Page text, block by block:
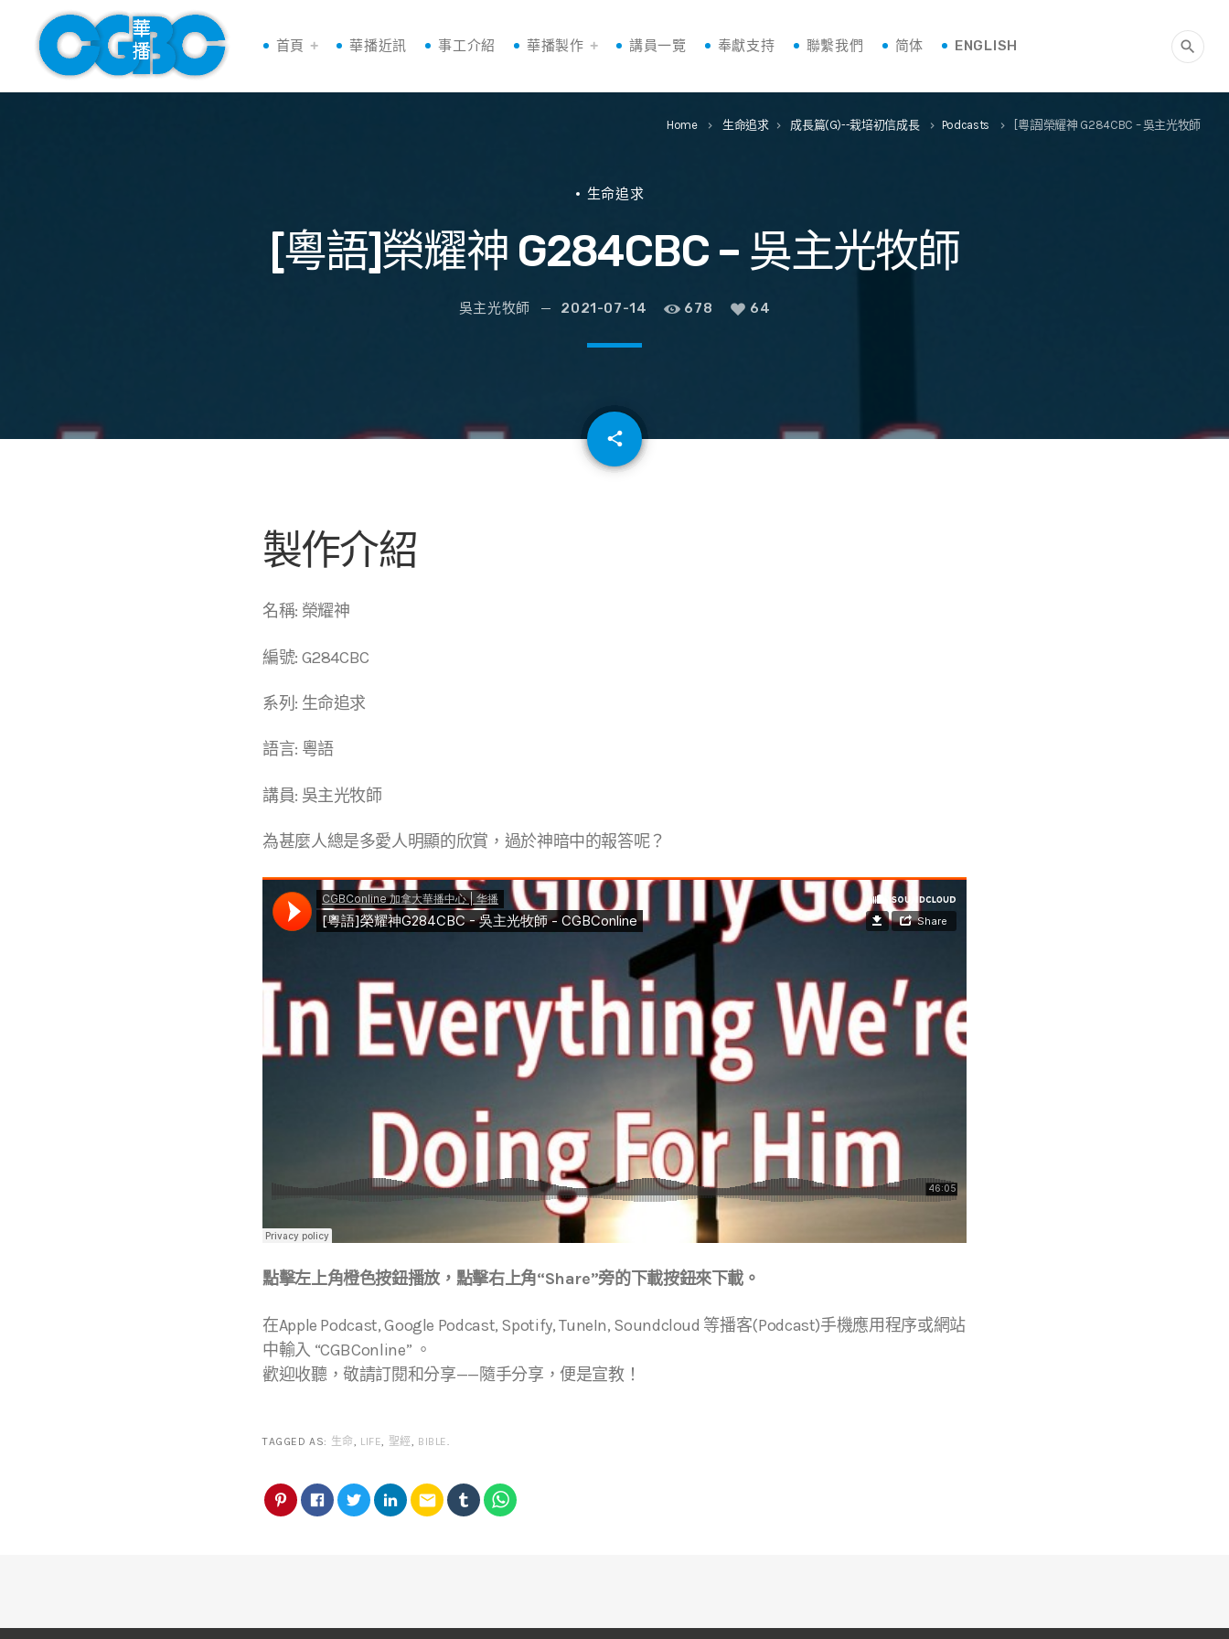
首頁 華播近訊 事工介紹 華播製作 講員一覽 奉獻支持 聯繫我們 简体 ENGLISH search
Home keyboard_arrow_right 生命追求 keyboard_arrow_right 成長篇(G)--栽培初信成長 keyboard_arrow_right Podcasts keyboard_arrow_right [粵語]榮耀神 G284CBC – 吳主光牧師
生命追求
[粵語]榮耀神 G284CBC – 吳主光牧師
吳主光牧師 2021-07-14 678 64
share
email
製作介紹
名稱: 榮耀神
編號: G284CBC
系列: 生命追求
語言: 粵語
講員: 吳主光牧師
為甚麼人總是多愛人明顯的欣賞，過於神暗中的報答呢？
點擊左上角橙色按鈕播放，點擊右上角“Share”旁的下載按鈕來下載。
在Apple Podcast, Google Podcast, Spotify, TuneIn, Soundcloud 等播客(Podcast)手機應用程序或網站
中輸入 “CGBConline” 。
歡迎收聽，敬請訂閱和分享——隨手分享，便是宣教！
TAGGED AS: 生命 LIFE 聖經 BIBLE
email